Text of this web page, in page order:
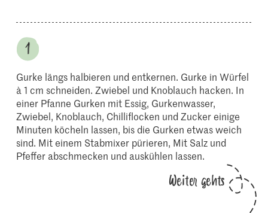
Gurke längs halbieren und entkernen. Gurke in Würfel
à 1 cm schneiden. Zwiebel und Knoblauch hacken. In
einer Pfanne Gurken mit Essig, Gurkenwasser,
Zwiebel, Knoblauch, Chilliflocken und Zucker einige
Minuten köcheln lassen, bis die Gurken etwas weich
sind. Mit einem Stabmixer pürieren, Mit Salz und
Pfeffer abschmecken und auskühlen lassen.
Weiter gehts